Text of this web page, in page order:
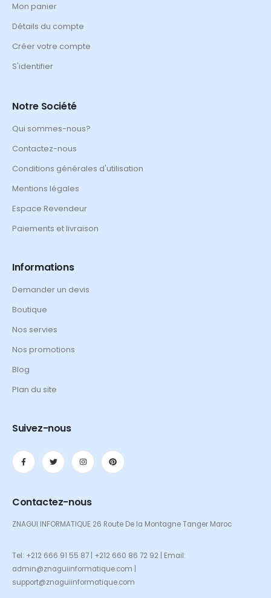
Mon panier
Détails du compte
Créer votre compte
S'identifier
Notre Société
Qui sommes-nous?
Contactez-nous
Conditions générales d'utilisation
Mentions légales
Espace Revendeur
Paiements et livraison
Informations
Demander un devis
Boutique
Nos servies
Nos promotions
Blog
Plan du site
Suivez-nous
Contactez-nous
ZNAGUI INFORMATIQUE 26 Route De la Montagne Tanger Maroc
Tel: +212 666 91 55 87 | +212 660 86 72 92 | Email:
admin@znaguiinformatique.com |
support@znaguiinformatique.com